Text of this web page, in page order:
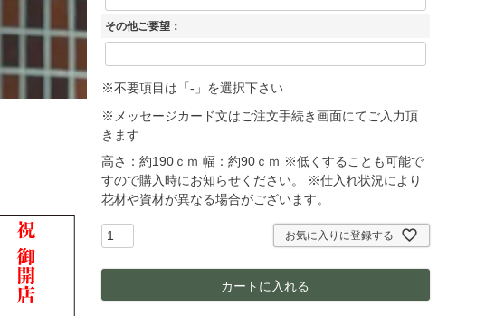
その他ご要望：
※不要項目は「-」を選択下さい
※メッセージカード文はご注文手続き画面にてご入力頂
きます
高さ：約190ｃｍ 幅：約90ｃｍ ※低くすることも可能で
すので購入時にお知らせください。 ※仕入れ状況により
花材や資材が異なる場合がございます。
お気に入りに登録する
カートに入れる